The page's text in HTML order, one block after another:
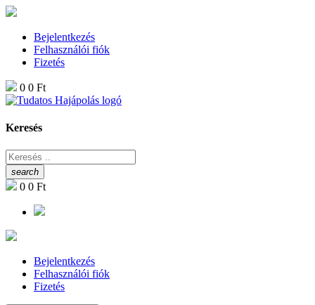
Bejelentkezés
Felhasználói fiók
Fizetés
0 0 Ft
Keresés
search
0 0 Ft
Bejelentkezés
Felhasználói fiók
Fizetés